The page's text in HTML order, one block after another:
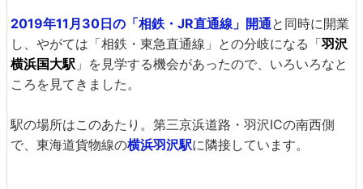
2019年11月30日の「相鉄・JR直通線」開通と同時に開業
し、やがては「相鉄・東急直通線」との分岐になる「羽沢
横浜国大駅 」を見学する機会があったので、いろいろなと
ころを見てきました。
駅の場所はこのあたり。第三京浜道路・羽沢ICの南西側
で、東海道貨物線の横浜羽沢駅に隣接しています。